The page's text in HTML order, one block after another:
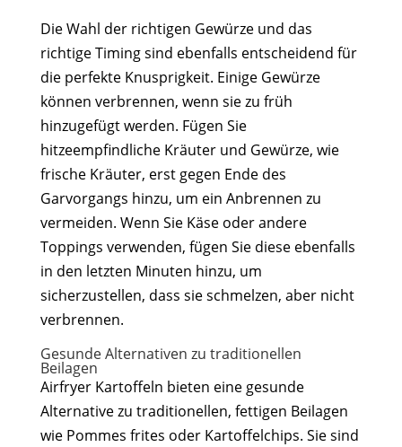
Die Wahl der richtigen Gewürze und das
richtige Timing sind ebenfalls entscheidend für
die perfekte Knusprigkeit. Einige Gewürze
können verbrennen, wenn sie zu früh
hinzugefügt werden. Fügen Sie
hitzeempfindliche Kräuter und Gewürze, wie
frische Kräuter, erst gegen Ende des
Garvorgangs hinzu, um ein Anbrennen zu
vermeiden. Wenn Sie Käse oder andere
Toppings verwenden, fügen Sie diese ebenfalls
in den letzten Minuten hinzu, um
sicherzustellen, dass sie schmelzen, aber nicht
verbrennen.
Gesunde Alternativen zu traditionellen
Beilagen
Airfryer Kartoffeln bieten eine gesunde
Alternative zu traditionellen, fettigen Beilagen
wie Pommes frites oder Kartoffelchips. Sie sind